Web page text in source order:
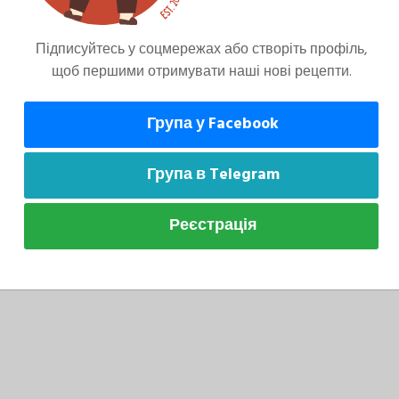
на дрібній терці.
Підписуйтесь у соцмережах або створіть профіль,
щоб першими отримувати наші нові рецепти.
Група у Facebook
Група в Telegram
Реєстрація